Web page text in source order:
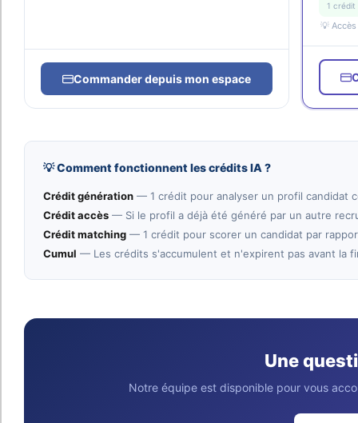
Commander depuis mon espace
1 crédit
💡
💡 Comment fonctionnent les crédits IA ?
Crédit génération — 1 crédit pour analyser un profil candidat
Crédit accès — Si le profil a déjà été généré par un autre
Crédit matching — 1 crédit pour scorer un candidat par
Cumul — Les crédits s'accumulent et n'expirent pas avant la
Une
Notre équipe est disponible pour vous